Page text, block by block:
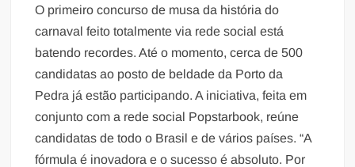
O primeiro concurso de musa da história do
carnaval feito totalmente via rede social está
batendo recordes. Até o momento, cerca de 500
candidatas ao posto de beldade da Porto da
Pedra já estão participando. A iniciativa, feita em
conjunto com a rede social Popstarbook, reúne
candidatas de todo o Brasil e de vários países. “A
fórmula é inovadora e o sucesso é absoluto. Por